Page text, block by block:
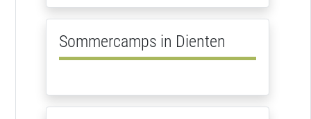
Sommercamps in Dienten